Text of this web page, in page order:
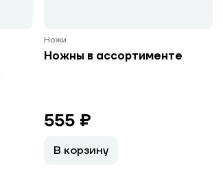
Ножи
Ножны в ассортименте
555 ₽
В корзину